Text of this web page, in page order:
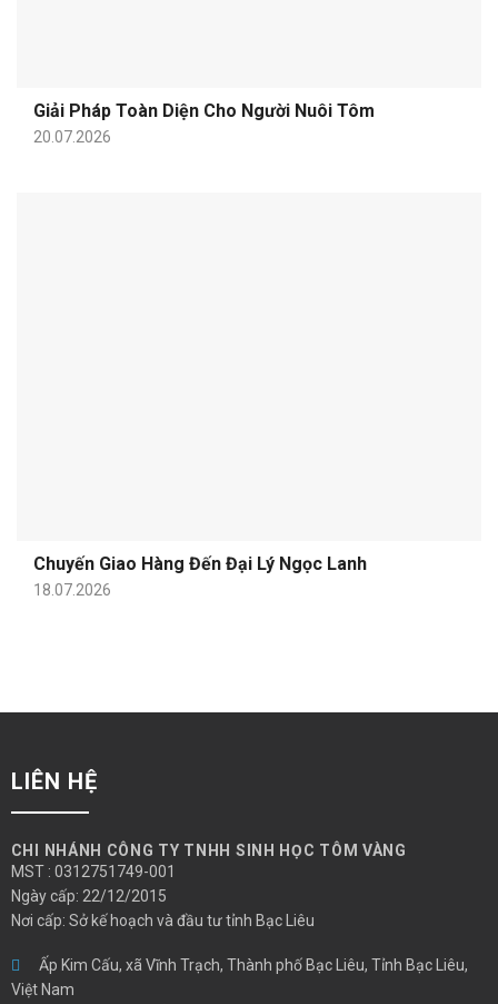
Giải Pháp Toàn Diện Cho Người Nuôi Tôm
20.07.2026
Chuyến Giao Hàng Đến Đại Lý Ngọc Lanh
18.07.2026
LIÊN HỆ
CHI NHÁNH CÔNG TY TNHH SINH HỌC TÔM VÀNG
MST : 0312751749-001
Ngày cấp: 22/12/2015
Nơi cấp: Sở kế hoạch và đầu tư tỉnh Bạc Liêu
Ấp Kim Cấu, xã Vĩnh Trạch, Thành phố Bạc Liêu, Tỉnh Bạc Liêu,
Việt Nam